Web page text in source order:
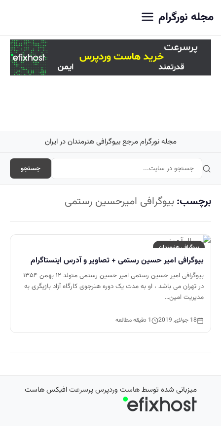
مجله نورگرام
مجله نورگرام مرجع بیوگرافی هنرمندان در ایران
جستجو
برچسب: بیوگرافی امیرحسین رستمی
بیوگرافی هنرمندان
بیوگرافی امیر حسین رستمی + تصاویر و آدرس اینستاگرام
بیوگرافی امیر حسین رستمی امیر حسین رستمی متولد ۱۲ بهمن ۱۳۵۴
در تهران می باشد ، او به مدت یک دوره هنرجوی کارگاه آزاد بازیگری به
مدیریت امین…
18 جولای, 2019 1 دقیقه مطالعه
میزبانی شده توسطهاست وردپرس پرسرعتافیکس هاست